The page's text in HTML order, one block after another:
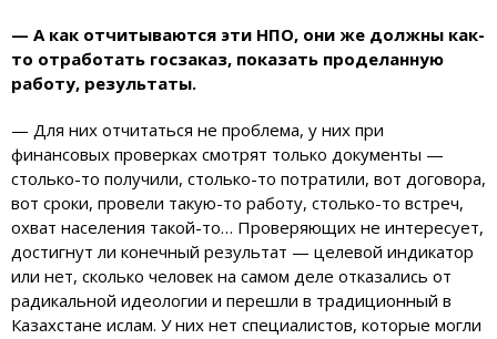
— А как отчитываются эти НПО, они же должны как-
то отработать госзаказ, показать проделанную
работу, результаты.
— Для них отчитаться не проблема, у них при
финансовых проверках смотрят только документы —
столько-то получили, столько-то потратили, вот договора,
вот сроки, провели такую-то работу, столько-то встреч,
охват населения такой-то… Проверяющих не интересует,
достигнут ли конечный результат — целевой индикатор
или нет, сколько человек на самом деле отказались от
радикальной идеологии и перешли в традиционный в
Казахстане ислам. У них нет специалистов, которые могли